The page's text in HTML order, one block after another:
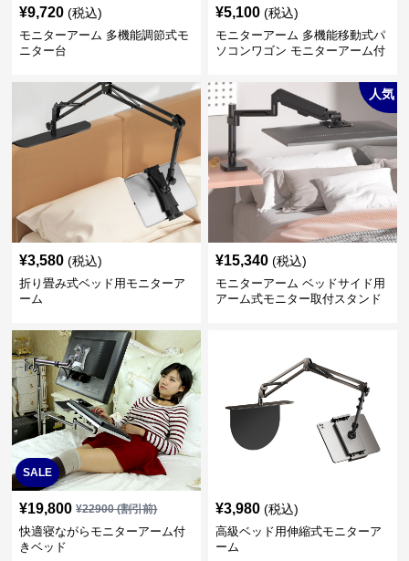
¥9,720 (税込)
モニターアーム 多機能調節式モ
ニター台
¥5,100 (税込)
モニターアーム 多機能移動式パ
ソコンワゴン モニターアーム付
¥3,580 (税込)
折り畳み式ベッド用モニターア
ーム
人気
¥15,340 (税込)
モニターアーム ベッドサイド用
アーム式モニター取付スタンド
SALE
¥19,800 ¥22900(割引前)
快適寝ながらモニターアーム付
きベッド
¥3,980 (税込)
高級ベッド用伸縮式モニターア
ーム